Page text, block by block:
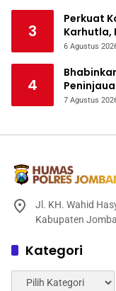
3
Perkuat
Karhutla,
Bencana
6 Agustus
4
7 Agustus
Jl. KH. Wahid
Kabupaten
Kategori
Kategori